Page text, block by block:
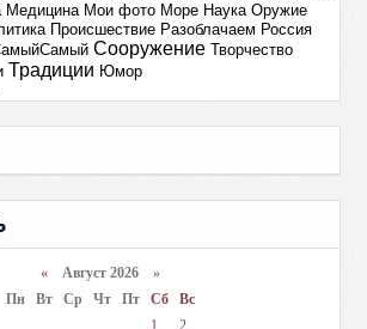
Медицина Мои фото Море Наука Оружие
Происшествие Разоблачаем Россия
Сооружение Творчество
Традиции Юмор
«Август 2026 »
Пн
Вт Ср Чт Пт Сб
Вс
1
2